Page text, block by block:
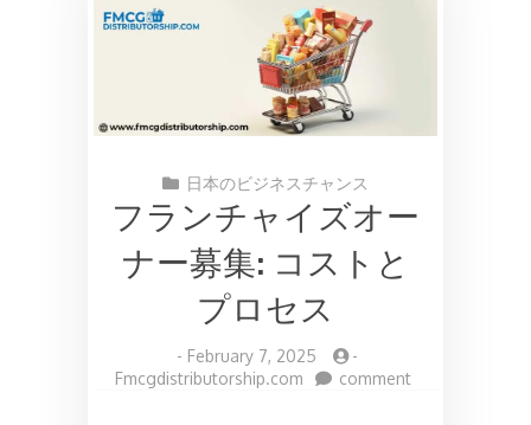
日本のビジネスチャンス
フランチャイズオー
ナー募集: コストと
プロセス
- February 7, 2025
-
Fmcgdistributorship.com
commenton